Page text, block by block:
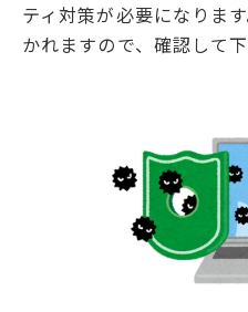
ティ対策が必要になりま
かれますので、確認して下